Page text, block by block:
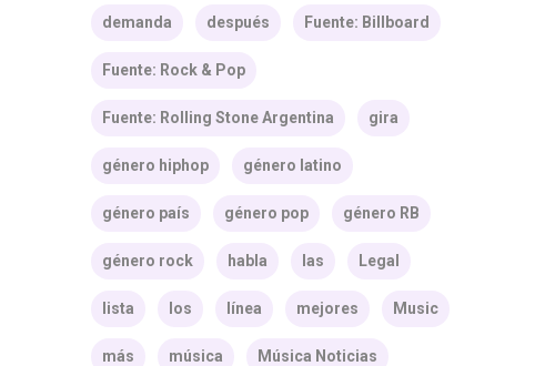
demanda después Fuente: Billboard
Fuente: Rock & Pop
Fuente: Rolling Stone Argentina gira
género hiphop género latino
género país género pop género RB
género rock habla las Legal
lista los línea mejores Music
más música Música Noticias